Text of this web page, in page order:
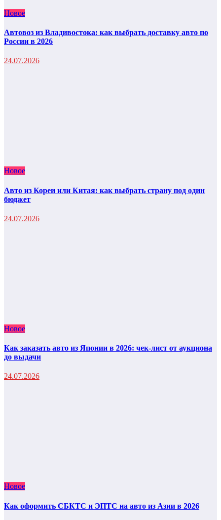
Новое
Автовоз из Владивостока: как выбрать доставку авто по
России в 2026
24.07.2026
Новое
Авто из Кореи или Китая: как выбрать страну под один
бюджет
24.07.2026
Новое
Как заказать авто из Японии в 2026: чек-лист от аукциона
до выдачи
24.07.2026
Новое
Как оформить СБКТС и ЭПТС на авто из Азии в 2026